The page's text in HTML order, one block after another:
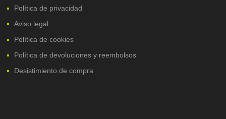
Política de privacidad
Aviso legal
Política de cookies
Política de devoluciones y reembolsos
Desistimiento de compra